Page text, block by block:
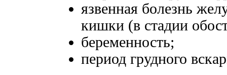
язвенная болезнь
кишки (в стадии
беременность;
период грудного